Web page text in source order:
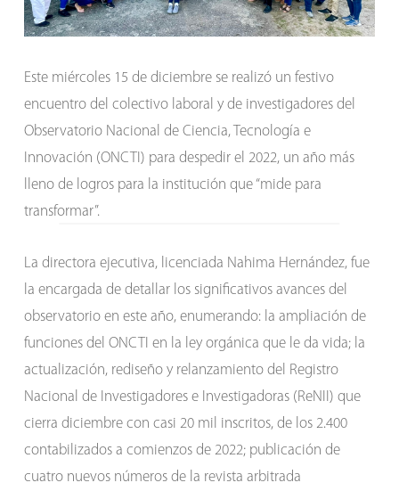
Este miércoles 15 de diciembre se realizó un festivo
encuentro del colectivo laboral y de investigadores del
Observatorio Nacional de Ciencia, Tecnología e
Innovación (ONCTI) para despedir el 2022, un año más
lleno de logros para la institución que “mide para
transformar”.
La directora ejecutiva, licenciada Nahima Hernández, fue
la encargada de detallar los significativos avances del
observatorio en este año, enumerando: la ampliación de
funciones del ONCTI en la ley orgánica que le da vida; la
actualización, rediseño y relanzamiento del Registro
Nacional de Investigadores e Investigadoras (ReNII) que
cierra diciembre con casi 20 mil inscritos, de los 2.400
contabilizados a comienzos de 2022; publicación de
cuatro nuevos números de la revista arbitrada